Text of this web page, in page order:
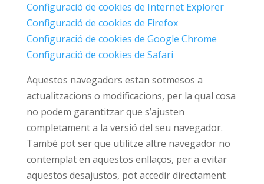
Configuració de cookies de Internet Explorer
Configuració de cookies de Firefox
Configuració de cookies de Google Chrome
Configuració de cookies de Safari
Aquestos navegadors estan sotmesos a
actualitzacions o modificacions, per la qual cosa
no podem garantitzar que s’ajusten
completament a la versió del seu navegador.
També pot ser que utilitze altre navegador no
contemplat en aquestos enllaços, per a evitar
aquestos desajustos, pot accedir directament